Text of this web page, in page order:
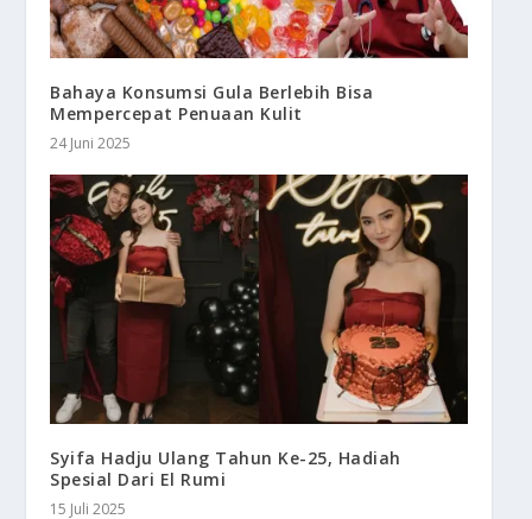
Bahaya Konsumsi Gula Berlebih Bisa
Mempercepat Penuaan Kulit
24 Juni 2025
Syifa Hadju Ulang Tahun Ke-25, Hadiah
Spesial Dari El Rumi
15 Juli 2025